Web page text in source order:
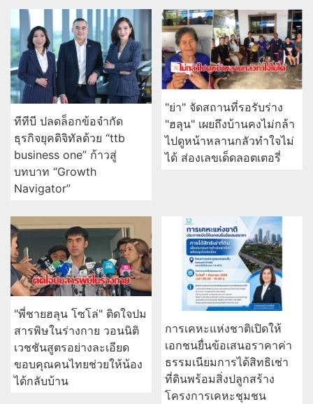
ทีทีบี ปลดล็อกข้อจำกัด
ธุรกิจยุคดิจิทัลด้วย “ttb
business one” ก้าวสู่
บทบาท “Growth
Navigator”
"ย่า" จัดสถานที่รอรับร่าง
"ฮลุน" เผยถึงบ้านคงไม่กล้า
ไปดูหน้าหลานกลัวทำใจไม่
ได้ ส่องเลขเด็ดลอตเตอรี่
"พี่ชายฮลุน โซโล่" ติดใจปม
สารพิษในร่างกาย วอนนิติ
เวชชันสูตรอย่างละเอียด
ขอบคุณคนไทยช่วยให้น้อง
ได้กลับบ้าน
การเคหะแห่งชาติเปิดให้
เอกชนยื่นข้อเสนอราคาค่า
ธรรมเนียมการได้สิทธิเช่า
ที่ดินพร้อมสิ่งปลูกสร้าง
โครงการเคหะชุมชน